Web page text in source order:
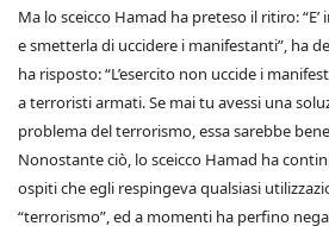
Ma lo sceicco Hamad ha preteso il ritiro:
e smetterla di uccidere i manifestanti”, ha
ha risposto: “L’esercito non uccide i
a terroristi armati. Se mai tu avessi una
problema del terrorismo, essa sarebbe
Nonostante ciò, lo sceicco Hamad ha
ospiti che egli respingeva qualsiasi
“terrorismo”, ed a momenti ha perfino